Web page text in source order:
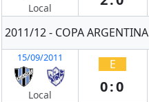
Local
2011/12 - COPA ARGENTINA
15/09/2011
Local
E
0:0